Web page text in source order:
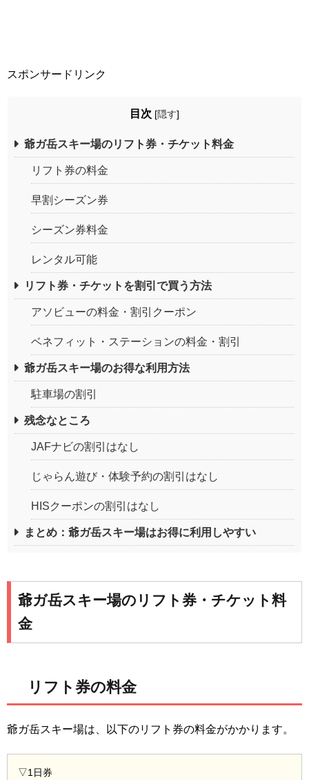
スポンサードリンク
目次 [隠す]
爺ガ岳スキー場のリフト券・チケット料金
リフト券の料金
早割シーズン券
シーズン券料金
レンタル可能
リフト券・チケットを割引で買う方法
アソビューの料金・割引クーポン
ベネフィット・ステーションの料金・割引
爺ガ岳スキー場のお得な利用方法
駐車場の割引
残念なところ
JAFナビの割引はなし
じゃらん遊び・体験予約の割引はなし
HISクーポンの割引はなし
まとめ：爺ガ岳スキー場はお得に利用しやすい
爺ガ岳スキー場のリフト券・チケット料
金
リフト券の料金
爺ガ岳スキー場は、以下のリフト券の料金がかかります。
▽1日券